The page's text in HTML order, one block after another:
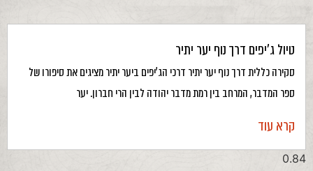
טיול ג’יפים דרך נוף יער יתיר
סקירה כללית דרך נוף יער יתיר דרכי הג’יפים ביער יתיר מציגים את סיפורו של
ספר המדבר, המרחב בין רמת מדבר יהודה לבין הרי חברון. יער
קרא עוד